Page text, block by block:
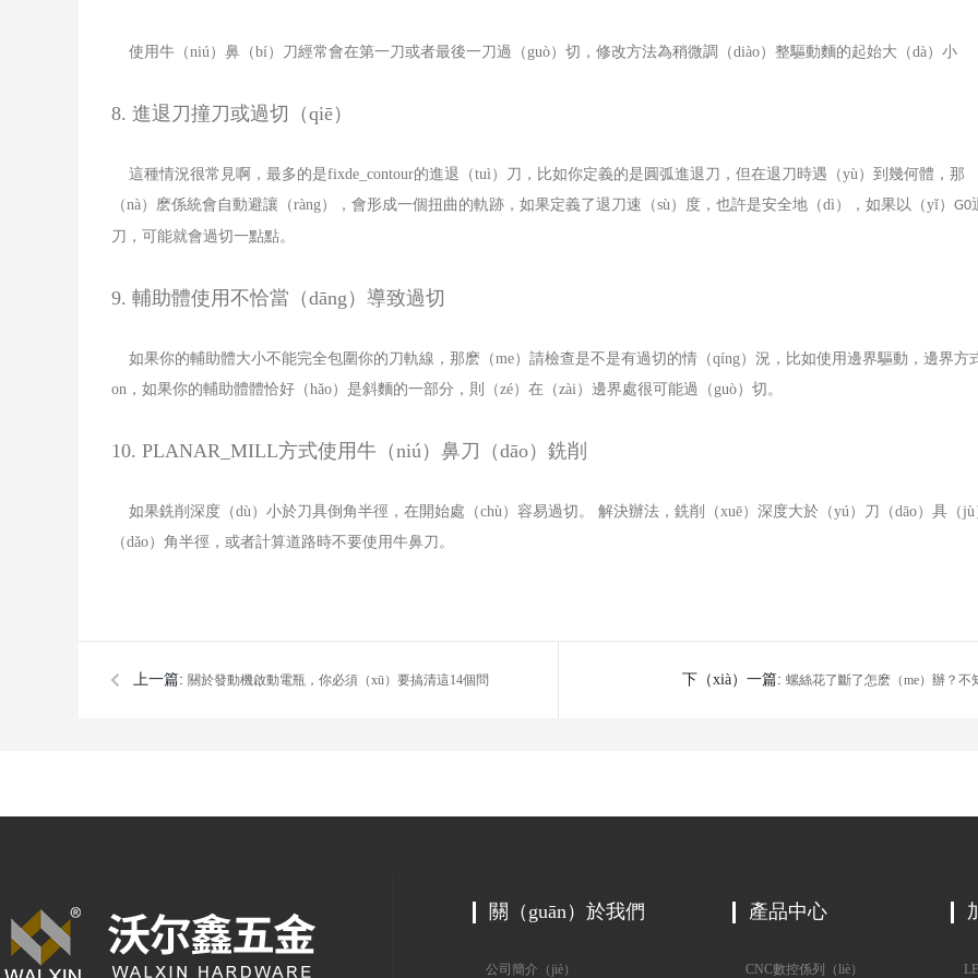
使用牛（niú）鼻（bí）刀經常會在第一刀或者最後一刀過（guò）切，修改方法為稍微調（diào）整驅動麵的起始大（dà）小
8. 進退刀撞刀或過切（qiē）
這種情況很常見啊，最多的是fixde_contour的進退（tuì）刀，比如你定義的是圓弧進退刀，但在退刀時遇（yù）到幾何體，那
（nà）麽係統會自動避讓（ràng），會形成一個扭曲的軌跡，如果定義了退刀速（sù）度，也許是安全地（dì），如果以（yǐ） G0
刀，可能就會過切一點點。
9. 輔助體使用不恰當（dāng）導致過切
如果你的輔助體大小不能完全包圍你的刀軌線，那麽（me）請檢查是不是有過切的情（qíng）況，比如使用邊界驅動，邊界方
on ，如果你的輔助體體恰好（hǎo）是斜麵的一部分，則（zé）在（zài）邊界處很可能過（guò）切。
10. PLANAR_MILL方式使用牛（niú）鼻刀（dāo）銑削
如果銑削深度（dù）小於刀具倒角半徑，在開始處（chù）容易過切。
解決辦法，銑削（xuē）深度大於（yú）刀（dāo）具（
（dǎo）角半徑，或者計算道路時不要使用牛鼻刀。
上一篇: 關於發動機啟動電瓶，你必須（xū）要搞清這14個問 下（xià）一篇: 螺絲花了斷了怎麽（me）辦？不
關（guān）於我們
公司簡介（jiè）
產品中心
CNC數控係列（liè）